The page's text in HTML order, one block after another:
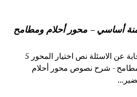
أساسي – محور أحلام ومطامح
شرح نص اختيار مع الاجابة عن الاسئلة نص اختيار المحور 5
- شرح نصوص محور أحلام